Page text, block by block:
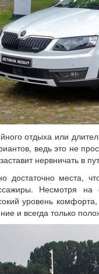
отдыха или
ведь это не
нервничать в
достаточно места,
Несмотря
уровень
и всегда только